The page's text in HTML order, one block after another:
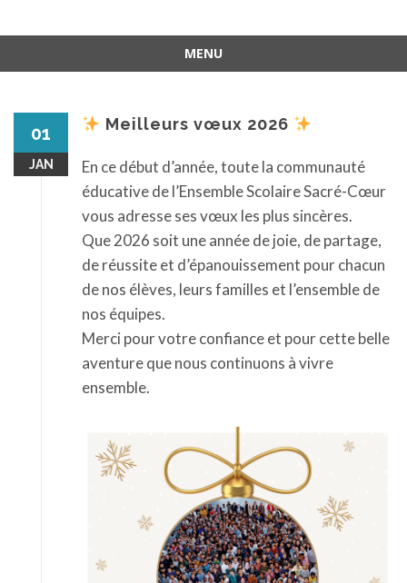
MENU
01
JAN
Meilleurs vœux 2026
En ce début d’année, toute la communauté
éducative de l’Ensemble Scolaire Sacré-Cœur
vous adresse ses vœux les plus sincères.
Que 2026 soit une année de joie, de partage,
de réussite et d’épanouissement pour chacun
de nos élèves, leurs familles et l’ensemble de
nos équipes.
Merci pour votre confiance et pour cette belle
aventure que nous continuons à vivre
ensemble.